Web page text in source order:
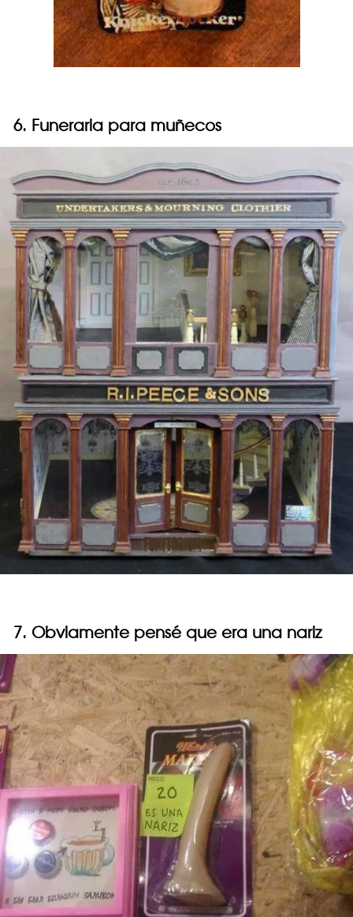
6. Funeraria para muñecos
7. Obviamente pensé que era una nariz